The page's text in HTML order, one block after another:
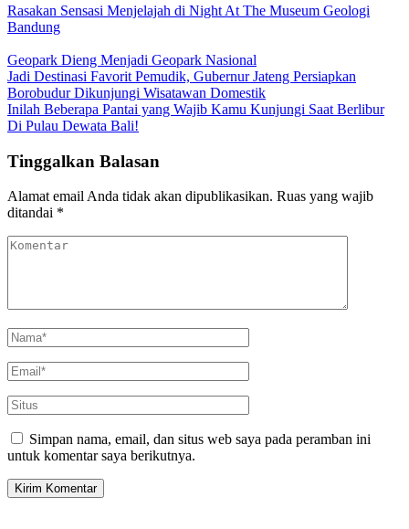
Rasakan Sensasi Menjelajah di Night At The Museum Geologi
Bandung
Geopark Dieng Menjadi Geopark Nasional
Jadi Destinasi Favorit Pemudik, Gubernur Jateng Persiapkan
Borobudur Dikunjungi Wisatawan Domestik
Inilah Beberapa Pantai yang Wajib Kamu Kunjungi Saat Berlibur
Di Pulau Dewata Bali!
Tinggalkan Balasan
Alamat email Anda tidak akan dipublikasikan. Ruas yang wajib
ditandai *
Simpan nama, email, dan situs web saya pada peramban ini
untuk komentar saya berikutnya.